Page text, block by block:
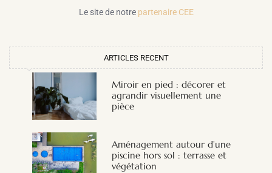
Le site de notre partenaire CEE
ARTICLES RECENT
Miroir en pied : décorer et
agrandir visuellement une
pièce
Aménagement autour d’une
piscine hors sol : terrasse et
végétation